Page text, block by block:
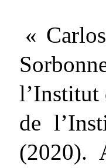
«
l’Institut
de
(2020).